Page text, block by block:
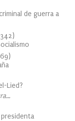
de guerra a
342)
69)
Lied?